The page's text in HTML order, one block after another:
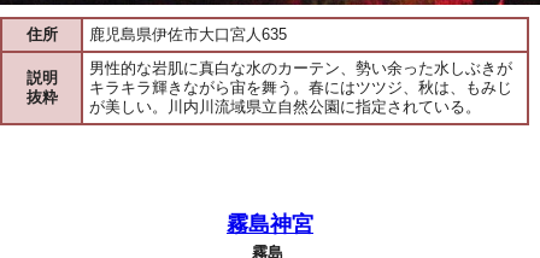
住所 鹿児島県伊佐市大口宮人635
説明
抜粋
男性的な岩肌に真白な水のカーテン、勢い余った水しぶきが
キラキラ輝きながら宙を舞う。春にはツツジ、秋は、もみじ
が美しい。川内川流域県立自然公園に指定されている。
霧島神宮
霧島